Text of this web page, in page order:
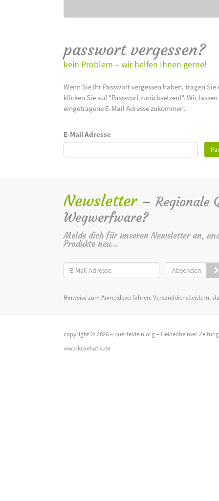
passwort vergessen?
kein Problem – wir helfen Ihnen gerne!
Wenn Sie Ihr Passwort vergessen haben, tragen
klicken Sie auf "Passwort zurücksetzen!". Wir
eingetragene E-Mail Adresse zukommen.
E-Mail Adresse
Newsletter – Regionale
Wegwerfware?
Melde dich für unseren Newsletter an,
Produkte neu...
Absenden
Hinweise zum Anmeldeverfahren, Versanddienstleistern,
copyright © 2026 –querfeldein.org– Heidenheimer
www.kraehativ.de